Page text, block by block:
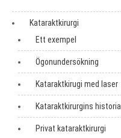
Kataraktkirurgi
Ett exempel
Ögonundersökning
Kataraktkirugi med laser
Kataraktkirurgins historia
Privat kataraktkirurgi